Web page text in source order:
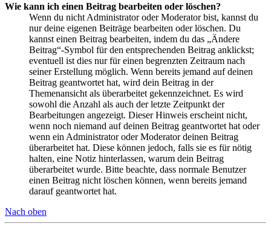
Wie kann ich einen Beitrag bearbeiten oder löschen?
Wenn du nicht Administrator oder Moderator bist, kannst du
nur deine eigenen Beiträge bearbeiten oder löschen. Du
kannst einen Beitrag bearbeiten, indem du das „Ändere
Beitrag“-Symbol für den entsprechenden Beitrag anklickst;
eventuell ist dies nur für einen begrenzten Zeitraum nach
seiner Erstellung möglich. Wenn bereits jemand auf deinen
Beitrag geantwortet hat, wird dein Beitrag in der
Themenansicht als überarbeitet gekennzeichnet. Es wird
sowohl die Anzahl als auch der letzte Zeitpunkt der
Bearbeitungen angezeigt. Dieser Hinweis erscheint nicht,
wenn noch niemand auf deinen Beitrag geantwortet hat oder
wenn ein Administrator oder Moderator deinen Beitrag
überarbeitet hat. Diese können jedoch, falls sie es für nötig
halten, eine Notiz hinterlassen, warum dein Beitrag
überarbeitet wurde. Bitte beachte, dass normale Benutzer
einen Beitrag nicht löschen können, wenn bereits jemand
darauf geantwortet hat.
Nach oben